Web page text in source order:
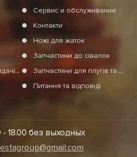
Сервис и обслуживание
Контакти
Ножі для жаток
Запчастини до сівалок
добрив
Запчастини для плугів та агротехніки
Питання та відповіді
- 18.00 без выходных